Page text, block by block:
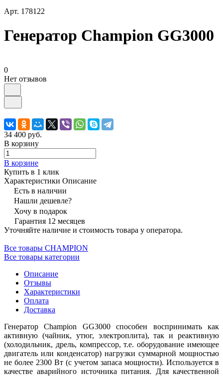
Арт. 178122
Генератор Champion GG3000
0
Нет отзывов
34 400 руб.
В корзину
В корзине
Купить в 1 клик
Характеристики Описание
Есть в наличии
Нашли дешевле?
Хочу в подарок
Гарантия 12 месяцев
Уточняйте наличие и стоимость товара у оператора.
Все товары CHAMPION
Все товары категории
Описание
Отзывы
Характеристики
Оплата
Доставка
Генератор Champion GG3000 способен воспринимать как
активную (чайник, утюг, электроплита), так и реактивную
(холодильник, дрель, компрессор, т.е. оборудование имеющее
двигатель или конденсатор) нагрузки суммарной мощностью
не более 2300 Вт (с учетом запаса мощности). Используется в
качестве аварийного источника питания. Для качественной